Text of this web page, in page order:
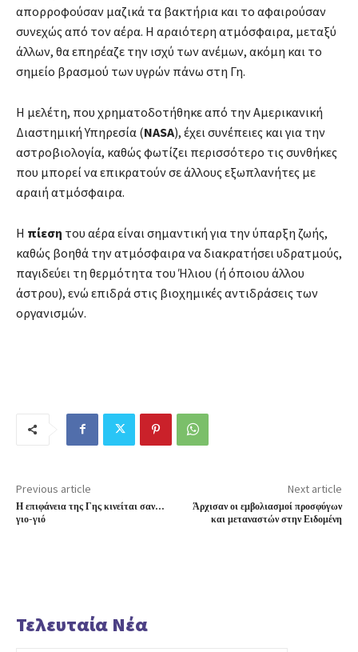
απορροφούσαν μαζικά τα βακτήρια και το αφαιρούσαν
συνεχώς από τον αέρα. Η αραιότερη ατμόσφαιρα, μεταξύ
άλλων, θα επηρέαζε την ισχύ των ανέμων, ακόμη και το
σημείο βρασμού των υγρών πάνω στη Γη.
Η μελέτη, που χρηματοδοτήθηκε από την Αμερικανική
Διαστημική Υπηρεσία (NASA), έχει συνέπειες και για την
αστροβιολογία, καθώς φωτίζει περισσότερο τις συνθήκες
που μπορεί να επικρατούν σε άλλους εξωπλανήτες με
αραιή ατμόσφαιρα.
Η πίεση του αέρα είναι σημαντική για την ύπαρξη ζωής,
καθώς βοηθά την ατμόσφαιρα να διακρατήσει υδρατμούς,
παγιδεύει τη θερμότητα του Ήλιου (ή όποιου άλλου
άστρου), ενώ επιδρά στις βιοχημικές αντιδράσεις των
οργανισμών.
Previous article
Η επιφάνεια της Γης κινείται σαν…
γιο-γιό
Next article
Άρχισαν οι εμβολιασμοί προσφύγων
και μεταναστών στην Ειδομένη
Τελευταία Νέα